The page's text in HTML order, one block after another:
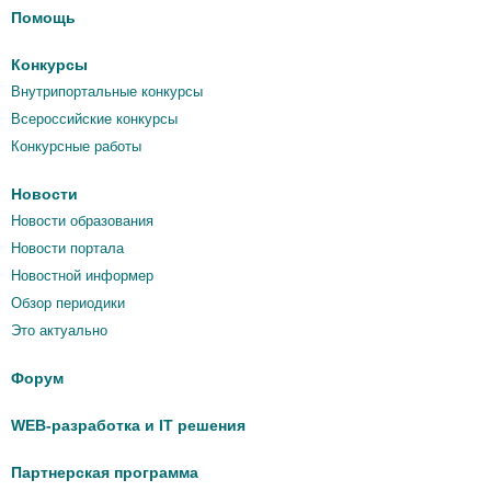
Помощь
Конкурсы
Внутрипортальные конкурсы
Всероссийские конкурсы
Конкурсные работы
Новости
Новости образования
Новости портала
Новостной информер
Обзор периодики
Это актуально
Форум
WEB-разработка и IT решения
Партнерская программа